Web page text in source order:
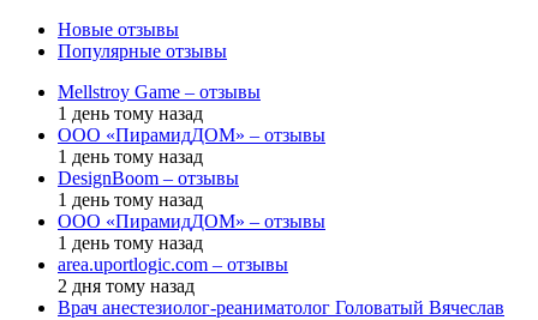
Новые отзывы
Популярные отзывы
Mellstroy Game – отзывы
1 день тому назад
ООО «ПирамидДОМ» – отзывы
1 день тому назад
DesignBoom – отзывы
1 день тому назад
ООО «ПирамидДОМ» – отзывы
1 день тому назад
area.uportlogic.com – отзывы
2 дня тому назад
Врач анестезиолог-реаниматолог Головатый Вячеслав